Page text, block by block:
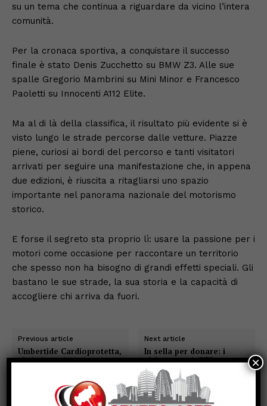
su un tema che continua a riguardare da vicino l’intera
comunità.
Per la cronaca sportiva, a conquistare il successo
finale è stato Denis Zucchetto su BMW Z3. Alle sue
spalle Gregorio Mambrini su Mini Minor e Francesco
Paoletti su Innocenti A112 Elite.
Ma al di là della classifica, il risultato più evidente si è
visto lungo le strade percorse dalle vetture. Piazze
piene, curiosi ai bordi del percorso e tanti visitatori
arrivati per seguire una manifestazione che, in appena
due edizioni, è riuscita a ritagliarsi uno spazio
importante nel panorama nazionale del motorismo
storico.
E forse il segreto sta proprio lì: usare la passione per i
motori come occasione per raccontare un territorio
che spesso non ha bisogno di grandi effetti speciali. Gli
bastano le sue strade, la sua storia e la capacità di
accogliere chi arriva da fuori.
Previous article
Umbertide Cardioprotetta,
al via i corsi per imparare
Next article
In sella per donare: i
cicloamatori AVIS
rispondono presente alla
chiamata del Centro
Trasfusionale
×